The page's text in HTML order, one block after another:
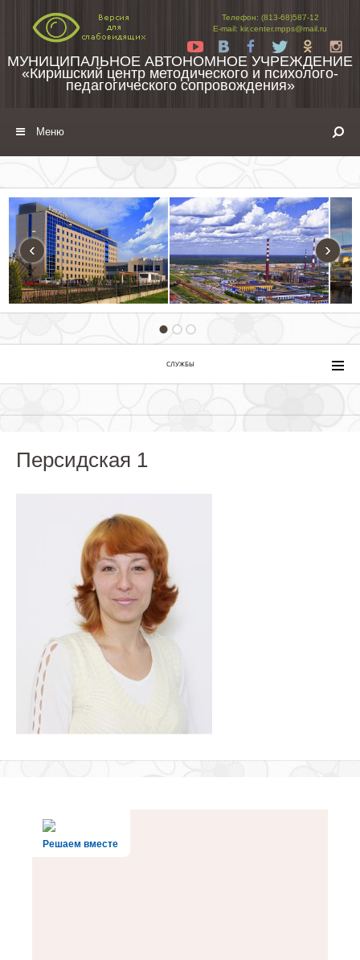
Телефон: (813-68)587-12
E-mail: kir.center.mpps@mail.ru
Yt
Tw
МУНИЦИПАЛЬНОЕ АВТОНОМНОЕ УЧРЕЖДЕНИЕ
«Киришский центр методического и психолого-
педагогического сопровождения»
Меню
‹ ›
СЛУЖБЫ
Персидская 1
Решаем вместе